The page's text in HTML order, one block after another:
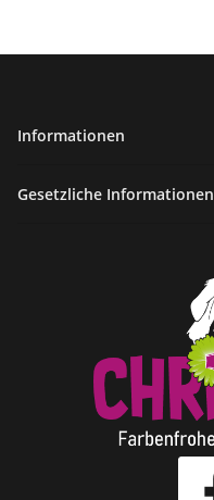
Informationen
Gesetzliche Informationen